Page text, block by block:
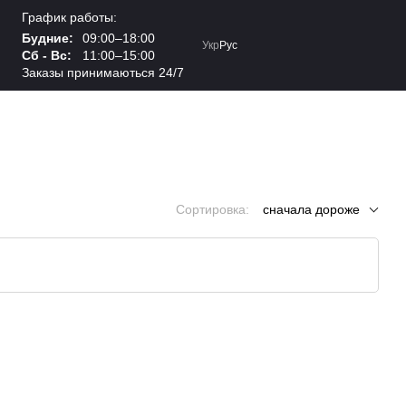
График работы:
Будние:
09:00–18:00
Сб - Вс:
11:00–15:00
Заказы принимаються 24/7
Укр Рус
Сортировка: сначала дороже